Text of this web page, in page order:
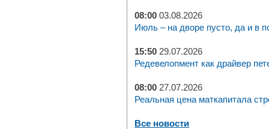
08:00 03.08.2026
Июль – на дворе пусто, да и в
15:50 29.07.2026
Редевелопмент как драйвер
08:00 27.07.2026
Реальная цена маткапитала
Все новости